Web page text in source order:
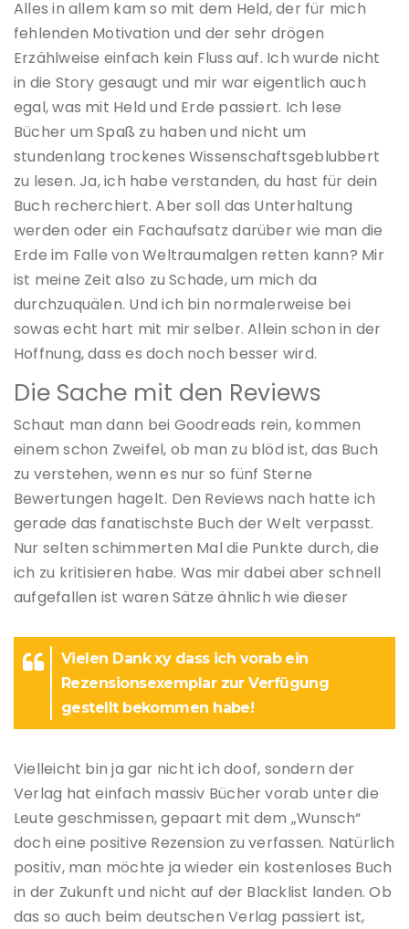
Alles in allem kam so mit dem Held, der für mich
fehlenden Motivation und der sehr drögen
Erzählweise einfach kein Fluss auf. Ich wurde nicht
in die Story gesaugt und mir war eigentlich auch
egal, was mit Held und Erde passiert. Ich lese
Bücher um Spaß zu haben und nicht um
stundenlang trockenes Wissenschaftsgeblubbert
zu lesen. Ja, ich habe verstanden, du hast für dein
Buch recherchiert. Aber soll das Unterhaltung
werden oder ein Fachaufsatz darüber wie man die
Erde im Falle von Weltraumalgen retten kann? Mir
ist meine Zeit also zu Schade, um mich da
durchzuquälen. Und ich bin normalerweise bei
sowas echt hart mit mir selber. Allein schon in der
Hoffnung, dass es doch noch besser wird.
Die Sache mit den Reviews
Schaut man dann bei Goodreads rein, kommen
einem schon Zweifel, ob man zu blöd ist, das Buch
zu verstehen, wenn es nur so fünf Sterne
Bewertungen hagelt. Den Reviews nach hatte ich
gerade das fanatischste Buch der Welt verpasst.
Nur selten schimmerten Mal die Punkte durch, die
ich zu kritisieren habe. Was mir dabei aber schnell
aufgefallen ist waren Sätze ähnlich wie dieser
Vielen Dank xy dass ich vorab ein
Rezensionsexemplar zur Verfügung
gestellt bekommen habe!
Vielleicht bin ja gar nicht ich doof, sondern der
Verlag hat einfach massiv Bücher vorab unter die
Leute geschmissen, gepaart mit dem „Wunsch“
doch eine positive Rezension zu verfassen. Natürlich
positiv, man möchte ja wieder ein kostenloses Buch
in der Zukunft und nicht auf der Blacklist landen. Ob
das so auch beim deutschen Verlag passiert ist,